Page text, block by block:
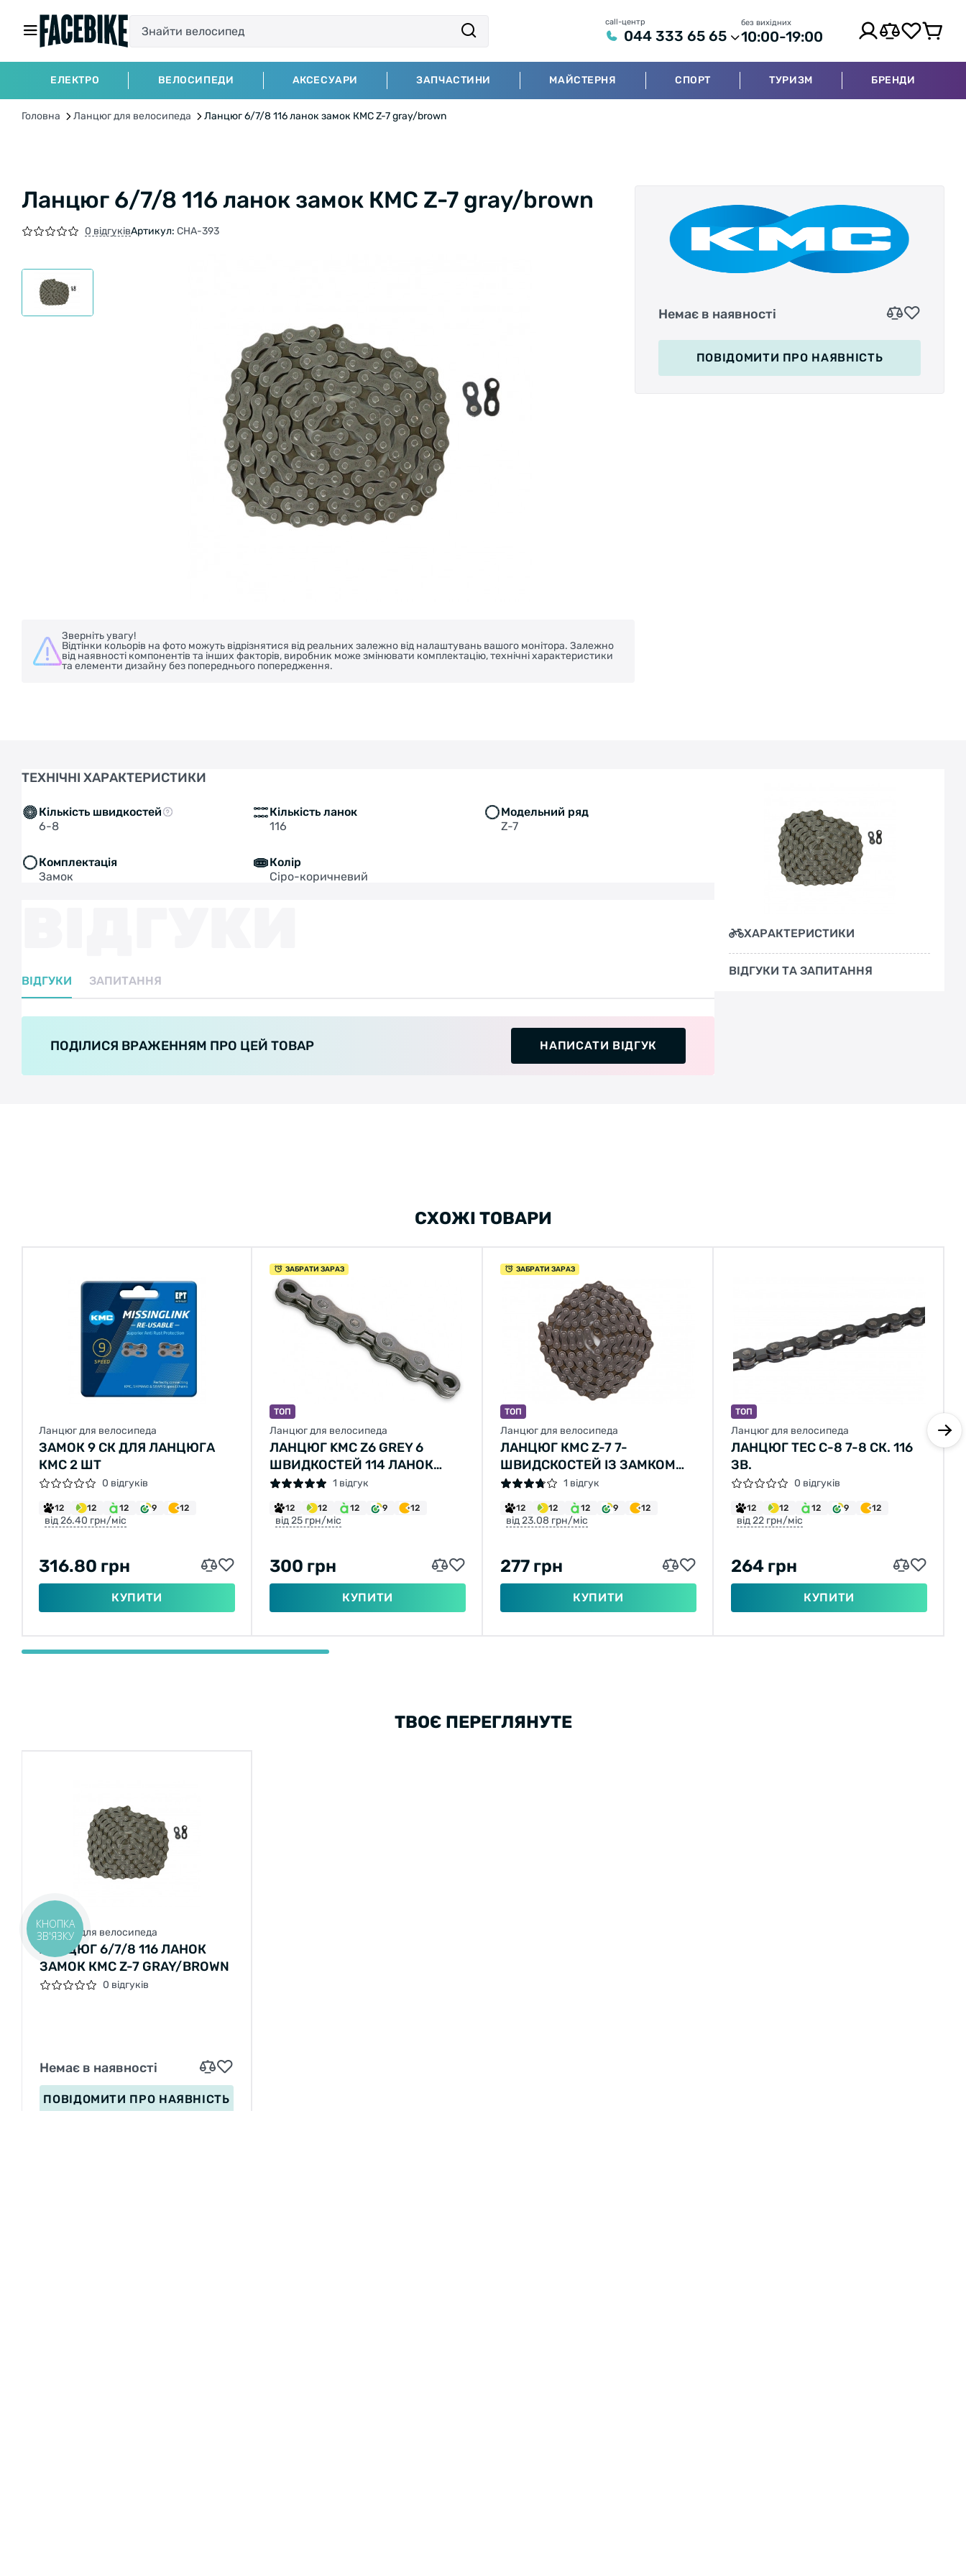
call-центр
044 333 65 65
без вихідних
10:00-19:00
ЕЛЕКТРО ВЕЛОСИПЕДИ АКСЕСУАРИ ЗАПЧАСТИНИ МАЙСТЕРНЯ СПОРТ ТУРИЗМ БРЕНДИ
Головна Ланцюг для велосипеда Ланцюг 6/7/8 116 ланок замок КМС Z-7 gray/brown
Ланцюг 6/7/8 116 ланок замок КМС Z-7 gray/brown
0 відгуківАртикул: CHA-393
Зверніть увагу!
Відтінки кольорів на фото можуть відрізнятися від реальних залежно від налаштувань вашого монітора. Залежно
від наявності компонентів та інших факторів, виробник може змінювати комплектацію, технічні характеристики
та елементи дизайну без попереднього попередження.
Немає в наявності
ПОВІДОМИТИ ПРО НАЯВНІСТЬ
ТЕХНІЧНІ ХАРАКТЕРИСТИКИ
Кількість швидкостей
6-8
Кількість ланок
116
Модельний ряд
Z-7
Комплектація
Замок
Колір
Сіро-коричневий
ВІДГУКИ ЗАПИТАННЯ
ПОДІЛИСЯ ВРАЖЕННЯМ ПРО ЦЕЙ ТОВАР НАПИСАТИ ВІДГУК
ХАРАКТЕРИСТИКИ
ВІДГУКИ ТА ЗАПИТАННЯ
СХОЖІ ТОВАРИ
Ланцюг для велосипеда
ЗАМОК 9 СК ДЛЯ ЛАНЦЮГА
КМС 2 ШТ
0 відгуків
12 12 12 9 12
від 26.40 грн/міс
316.80 грн
КУПИТИ
ЗАБРАТИ ЗАРАЗ
ТОП
Ланцюг для велосипеда
ЛАНЦЮГ KMC Z6 GREY 6
ШВИДКОСТЕЙ 114 ЛАНОК
СІРИЙ + ЗАМОК
1 відгук
12 12 12 9 12
від 25 грн/міс
300 грн
КУПИТИ
ЗАБРАТИ ЗАРАЗ
ТОП
Ланцюг для велосипеда
ЛАНЦЮГ КМС Z-7 7-
ШВИДСКОСТЕЙ ІЗ ЗАМКОМ
112-ЛАНОК1 відгук
12 12 12 9 12
від 23.08 грн/міс
277 грн
КУПИТИ
ТОП
Ланцюг для велосипеда
ЛАНЦЮГ TEC C-8 7-8 СК. 116
ЗВ.
0 відгуків
12 12 12 9 12
від 22 грн/міс
264 грн
КУПИТИ
ТВОЄ ПЕРЕГЛЯНУТЕ
Ланцюг для велосипеда
ЛАНЦЮГ 6/7/8 116 ЛАНОК
ЗАМОК КМС Z-7 GRAY/BROWN
0 відгуків
Немає в наявності
ПОВІДОМИТИ ПРО НАЯВНІСТЬ
КНОПКА
ЗВ'ЯЗКУ